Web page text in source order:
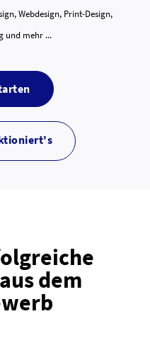
Webdesign, Print-Design,
und mehr ...
dem